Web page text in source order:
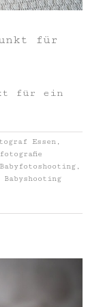
für
für ein
Essen ,
Babyfotoshooting ,
Babyshooting